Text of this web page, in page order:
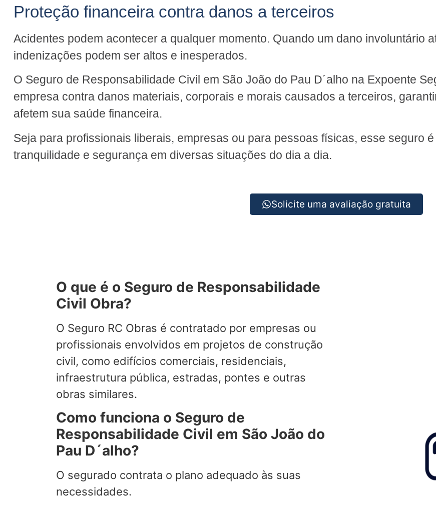
Proteção financeira contra danos a terceiros
Acidentes podem acontecer a qualquer momento. Quando um dano involuntário
indenizações podem ser altos e inesperados.
O Seguro de Responsabilidade Civil em São João do Pau D´alho na Expoente
empresa contra danos materiais, corporais e morais causados a terceiros,
afetem sua saúde financeira.
Seja para profissionais liberais, empresas ou para pessoas físicas, esse seguro
tranquilidade e segurança em diversas situações do dia a dia.
Solicite uma avaliação gratuita
O que é o Seguro de Responsabilidade
Civil Obra?
O Seguro RC Obras é contratado por empresas ou
profissionais envolvidos em projetos de construção
civil, como edifícios comerciais, residenciais,
infraestrutura pública, estradas, pontes e outras
obras similares.
Como funciona o Seguro de
Responsabilidade Civil em São João do
Pau D´alho?
O segurado contrata o plano adequado às suas
necessidades.